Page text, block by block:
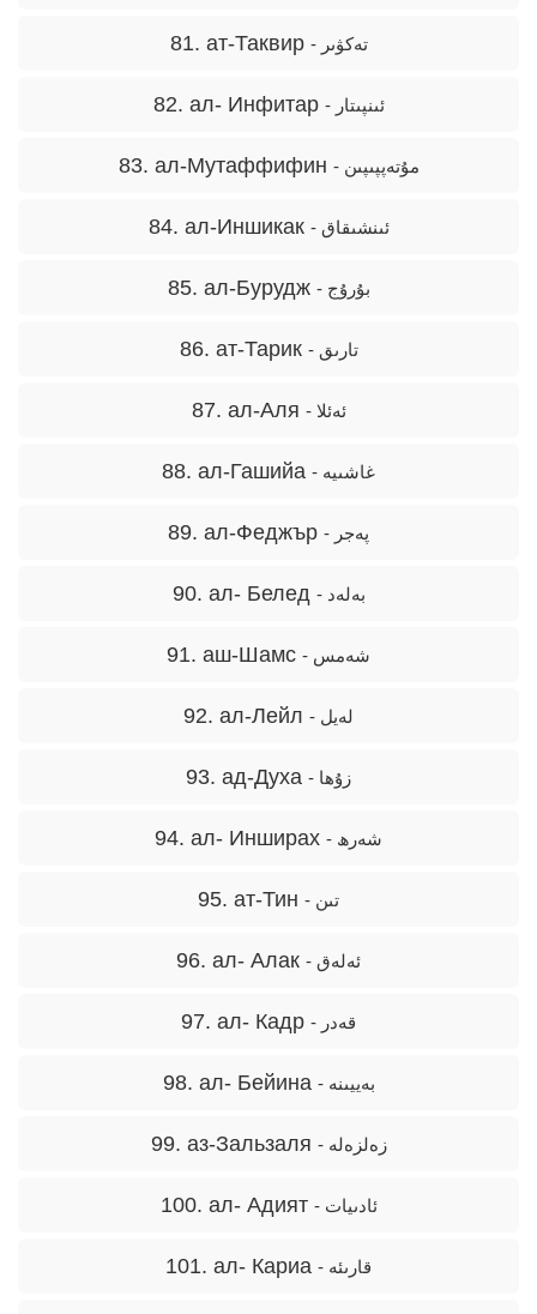
81. ат-Таквир - تەكۋىر
82. ал- Инфитар - ئىنپىتار
83. ал-Мутаффифин - مۇتەپپىپىن
84. ал-Иншикак - ئىنشىقاق
85. ал-Бурудж - بۇرۇج
86. ат-Тарик - تارىق
87. ал-Аля - ئەئلا
88. ал-Гашийа - غاشىيە
89. ал-Феджър - پەجر
90. ал- Белед - بەلەد
91. аш-Шамс - شەمس
92. ал-Лейл - لەيل
93. ад-Духа - زۇھا
94. ал- Инширах - شەرھ
95. ат-Тин - تىن
96. ал- Алак - ئەلەق
97. ал- Кадр - قەدر
98. ал- Бейина - بەييىنە
99. аз-Зальзаля - زەلزەلە
100. ал- Адият - ئادىيات
101. ал- Кариа - قارىئە